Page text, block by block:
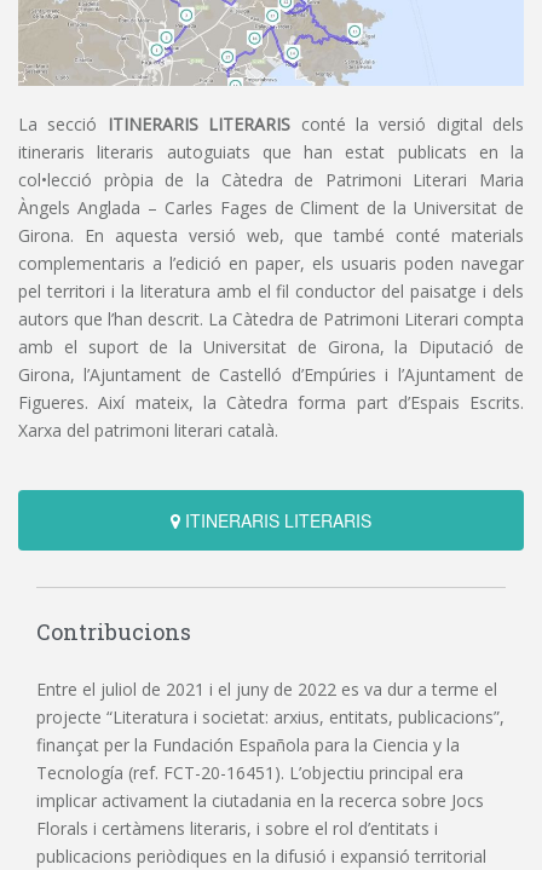
La secció ITINERARIS LITERARIS conté la versió digital dels
itineraris literaris autoguiats que han estat publicats en la
col•lecció pròpia de la Càtedra de Patrimoni Literari Maria
Àngels Anglada – Carles Fages de Climent de la Universitat de
Girona. En aquesta versió web, que també conté materials
complementaris a l’edició en paper, els usuaris poden navegar
pel territori i la literatura amb el fil conductor del paisatge i dels
autors que l’han descrit. La Càtedra de Patrimoni Literari compta
amb el suport de la Universitat de Girona, la Diputació de
Girona, l’Ajuntament de Castelló d’Empúries i l’Ajuntament de
Figueres. Així mateix, la Càtedra forma part d’Espais Escrits.
Xarxa del patrimoni literari català.
ITINERARIS LITERARIS
Contribucions
Entre el juliol de 2021 i el juny de 2022 es va dur a terme el
projecte “Literatura i societat: arxius, entitats, publicacions”,
finançat per la Fundación Española para la Ciencia y la
Tecnología (ref. FCT-20-16451). L’objectiu principal era
implicar activament la ciutadania en la recerca sobre Jocs
Florals i certàmens literaris, i sobre el rol d’entitats i
publicacions periòdiques en la difusió i expansió territorial